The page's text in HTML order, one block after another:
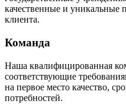
качественные и уникальные
клиента.
Команда
Наша квалифицированная
соответствующие
на первое место качество,
потребностей.